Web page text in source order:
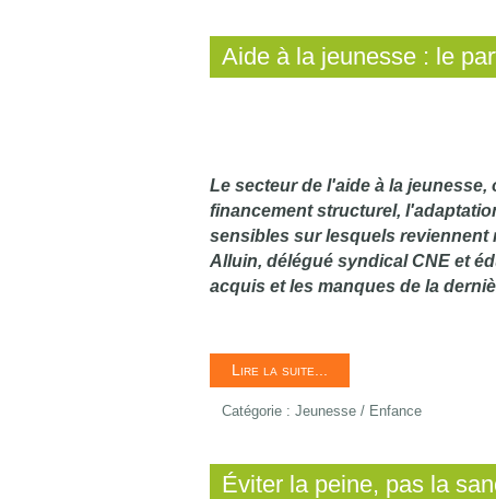
Aide à la jeunesse : le
Le secteur de l'aide à la
financement structurel,
sensibles sur lesquels reviennent
Alluin, délégué syndical CNE et
acquis et les manques de la
Lire la suite...
Catégorie : Jeunesse / Enfance
Éviter la peine, pas la